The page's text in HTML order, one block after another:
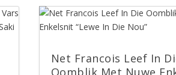
Net Francois Leef In
Oomblik Met Nuwe